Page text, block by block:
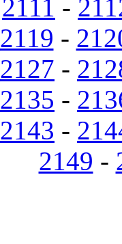
2111 -
2119 -
2127 -
2135 -
2143 -
2149 -